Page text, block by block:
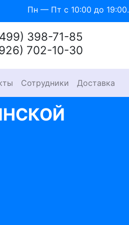
Пн — Пт с 10:00 до 19:00.
398-71-85
702-10-30
Сотрудники Доставка